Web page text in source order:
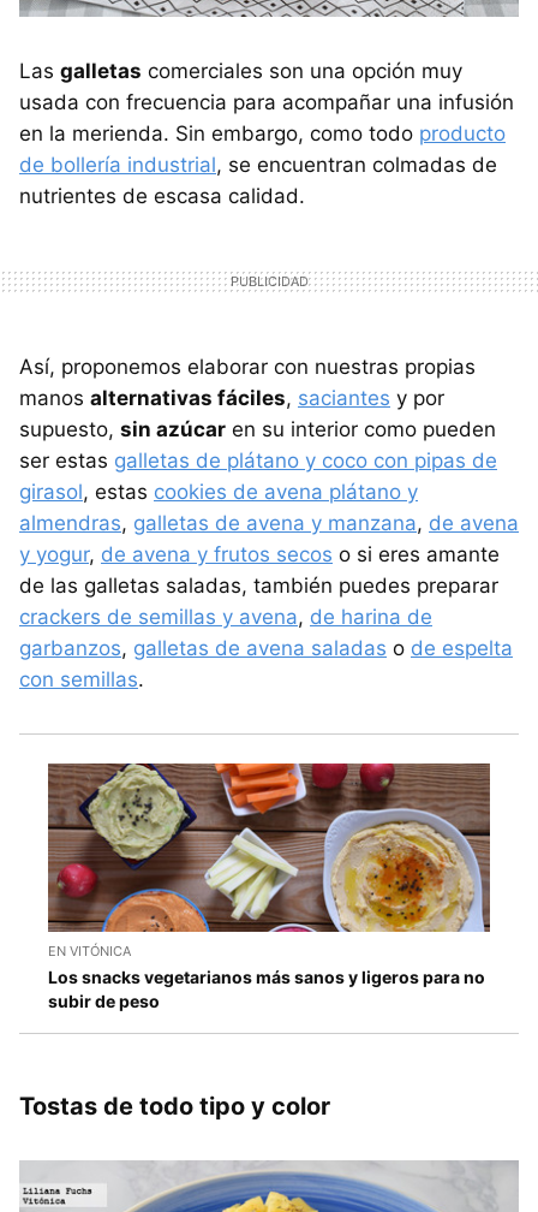
Las galletas comerciales son una opción muy
usada con frecuencia para acompañar una infusión
en la merienda. Sin embargo, como todo producto
de bollería industrial, se encuentran colmadas de
nutrientes de escasa calidad.
Así, proponemos elaborar con nuestras propias
manos alternativas fáciles, saciantes y por
supuesto, sin azúcar en su interior como pueden
ser estas galletas de plátano y coco con pipas de
girasol, estas cookies de avena plátano y
almendras, galletas de avena y manzana, de avena
y yogur, de avena y frutos secos o si eres amante
de las galletas saladas, también puedes preparar
crackers de semillas y avena, de harina de
garbanzos, galletas de avena saladas o de espelta
con semillas.
EN VITÓNICA
Los snacks vegetarianos más sanos y ligeros para no
subir de peso
Tostas de todo tipo y color